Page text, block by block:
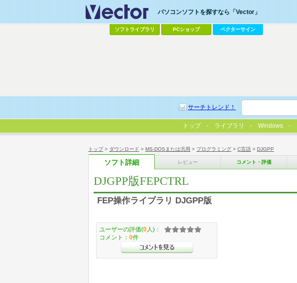
トップ> ダウンロード > MS-DOSまたは汎用 > プログラミング > C言語 > DJGPP
ソフト詳細 レビュー コメント・評価
DJGPP版FEPCTRL
FEP操作ライブラリ DJGPP版
ユーザーの評価(0 人)：
コメント： 0件
パソコンソフトを探すなら「Vector」
ソフトライブラリ PCショップ ベクターサイン
サーチトレンド！
トップ ライブラリ Windows